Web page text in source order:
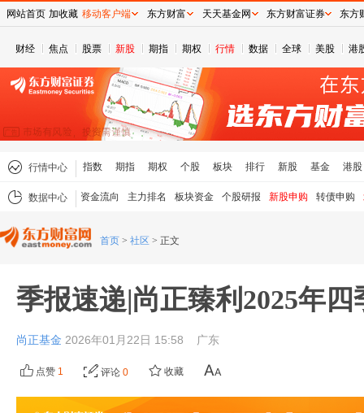
财经 焦点 股票 新股 期指 期权 行情 数据 全球 美股 港
行情中心 指数 期指 期权 个股 板块 排行 新股 基金 港股
数据中心 资金流向 主力排名 板块资金 个股研报 新股申购 转债申购
首页 > 社区 > 正文
季报速递|尚正臻利2025年四
尚正基金 2026年01月22日 15:58 广东
点赞 1 评论 0 收藏
网站首页 加收藏 移动客户端 东方财富 天天基金网 东方财富证券 东方